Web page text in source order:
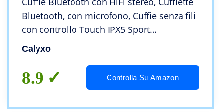
Bluetooth, con microfono, Cuffie senza fili
con controllo Touch IPX5 Sport
impermeabili compatibili con
smartphone/tablet/TV/PC
Calyxo
8.9 Controlla Su Amazon